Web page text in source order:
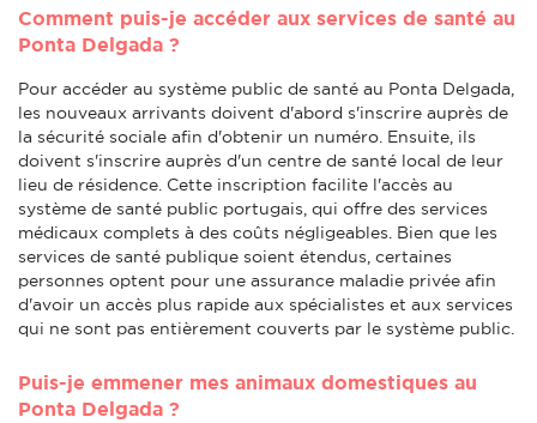
Comment puis-je accéder aux services de santé au
Ponta Delgada ?
Pour accéder au système public de santé au Ponta Delgada,
les nouveaux arrivants doivent d'abord s'inscrire auprès de
la sécurité sociale afin d'obtenir un numéro. Ensuite, ils
doivent s'inscrire auprès d'un centre de santé local de leur
lieu de résidence. Cette inscription facilite l'accès au
système de santé public portugais, qui offre des services
médicaux complets à des coûts négligeables. Bien que les
services de santé publique soient étendus, certaines
personnes optent pour une assurance maladie privée afin
d'avoir un accès plus rapide aux spécialistes et aux services
qui ne sont pas entièrement couverts par le système public.
Puis-je emmener mes animaux domestiques au
Ponta Delgada ?